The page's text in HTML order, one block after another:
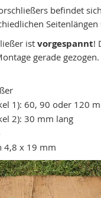
befindet
ist vorgespannt!
gerade
1): 60, 90 oder 120
2): 30 mm lang
4,8 x 19 mm